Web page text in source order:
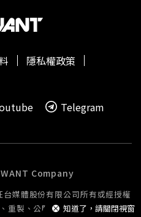
樣，沒別的選擇。「我今天
人跟我抱怨。」謝寒冰提
5嘛！對不對？結果不是，
疑嗎？」謝寒冰直呼，所以
有漲！怎麼沒漲？所以這個
是這樣算的。所以這個政府
騙集團組成的政府，你還對
文抱怨：「我去年的這時候
的是9000多要10000！基本
知道了，請關閉視窗
隱私權政策
Telegram
Company
媒體股份有限公司所有或經授權
重製、公開播送或公開傳輸。